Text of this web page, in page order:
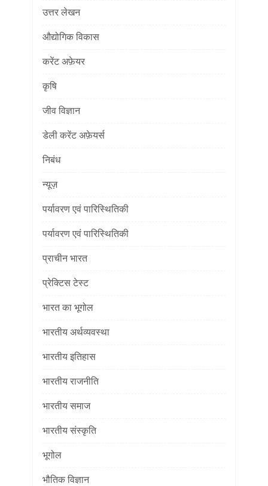
उत्तर लेखन
औद्योगिक विकास
करेंट अफ़ेयर
कृषि
जीव विज्ञान
डेली करेंट अफ़ेयर्स
निबंध
न्यूज़
पर्यावरण एवं पारिस्थितिकी
पर्यावरण एवं पारिस्थितिकी
प्राचीन भारत
प्रेक्टिस टेस्ट
भारत का भूगोल
भारतीय अर्थव्यवस्था
भारतीय इतिहास
भारतीय राजनीति
भारतीय समाज
भारतीय संस्कृति
भूगोल
भौतिक विज्ञान